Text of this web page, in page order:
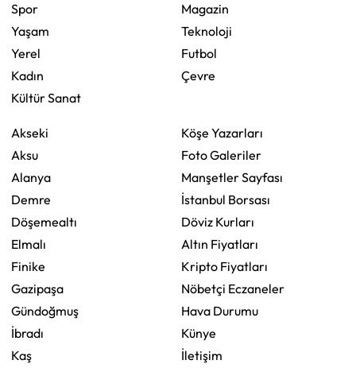
Spor
Yaşam
Yerel
Kadın
Kültür Sanat
Magazin
Teknoloji
Futbol
Çevre
Akseki
Aksu
Alanya
Demre
Döşemealtı
Elmalı
Finike
Gazipaşa
Gündoğmuş
İbradı
Kaş
Köşe Yazarları
Foto Galeriler
Manşetler Sayfası
İstanbul Borsası
Döviz Kurları
Altın Fiyatları
Kripto Fiyatları
Nöbetçi Eczaneler
Hava Durumu
Künye
İletişim